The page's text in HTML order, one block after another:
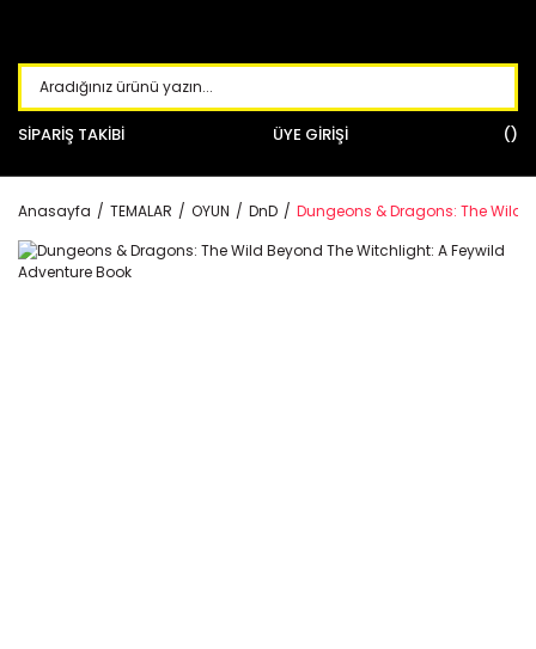
SİPARİŞ TAKİBİ ÜYE GİRİŞİ
Anasayfa TEMALAR OYUN DnD Dungeons & Dragons: The Wild